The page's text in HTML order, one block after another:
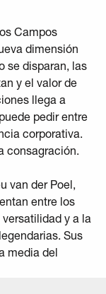
Campos
dimensión
se disparan, las
y el valor de
llega a
pedir entre
corporativa.
consagración.
van der Poel,
entre los
y a la
Sus
media del